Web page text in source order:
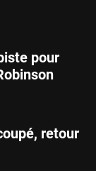
pour
retour